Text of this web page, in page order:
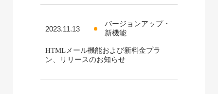
2023.11.13
バージョンアップ・
新機能
HTMLメール機能および新料金プラ
ン、リリースのお知らせ